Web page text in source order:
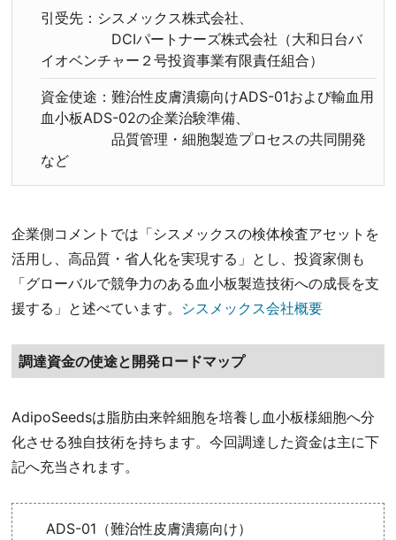
引受先：シスメックス株式会社、
DCIパートナーズ株式会社（大和日台バ
イオベンチャー２号投資事業有限責任組合）
資金使途：難治性皮膚潰瘍向けADS-01および輸血用
血小板ADS-02の企業治験準備、
品質管理・細胞製造プロセスの共同開発
など
企業側コメントでは「シスメックスの検体検査アセットを
活用し、高品質・省人化を実現する」とし、投資家側も
「グローバルで競争力のある血小板製造技術への成長を支
援する」と述べています。 シスメックス会社概要
調達資金の使途と開発ロードマップ
AdipoSeedsは脂肪由来幹細胞を培養し血小板様細胞へ分
化させる独自技術を持ちます。今回調達した資金は主に下
記へ充当されます。
ADS-01（難治性皮膚潰瘍向け）